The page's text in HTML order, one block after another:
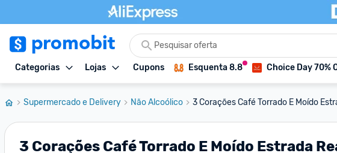
Categorias Lojas Cupons Esquenta 8.8 Choice Day 70%
Supermercado e Delivery Não Alcoólico 3 Corações Café Torrado E Moído
3 Corações Café Torrado E Moído Estrada